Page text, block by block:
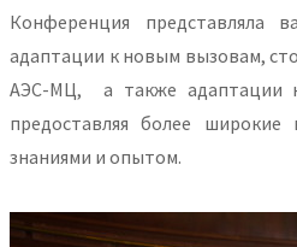
Конференция представляла
адаптации к новым вызовам,
АЭС-МЦ, а также адаптации
предоставляя более
знаниями и опытом.